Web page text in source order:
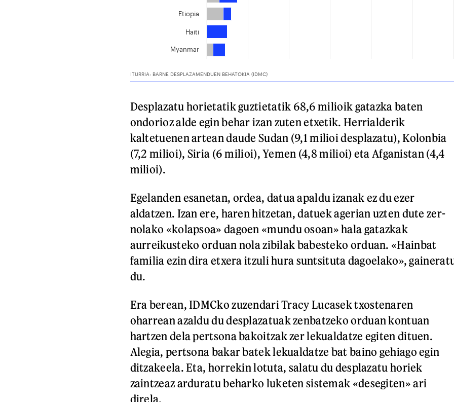
Desplazatu horietatik guztietatik 68,6 milioik gatazka baten
ondorioz alde egin behar izan zuten etxetik. Herrialderik
kaltetuenen artean daude Sudan (9,1 milioi desplazatu), Kolonbia
(7,2 milioi), Siria (6 milioi), Yemen (4,8 milioi) eta Afganistan (4,4
milioi).
Egelanden esanetan, ordea, datua apaldu izanak ez du ezer
aldatzen. Izan ere, haren hitzetan, datuek agerian uzten dute zer-
nolako «kolapsoa» dagoen «mundu osoan» hala gatazkak
aurreikusteko orduan nola zibilak babesteko orduan. «Hainbat
familia ezin dira etxera itzuli hura suntsituta dagoelako»,
du.
Era berean, IDMCko zuzendari Tracy Lucasek txostenaren
oharrean azaldu du desplazatuak zenbatzeko orduan kontuan
hartzen dela pertsona bakoitzak zer lekualdatze egiten dituen.
Alegia, pertsona bakar batek lekualdatze bat baino gehiago egin
ditzakeela. Eta, horrekin lotuta, salatu du desplazatu horiek
zaintzeaz arduratu beharko luketen sistemak «desegiten» ari
direla.